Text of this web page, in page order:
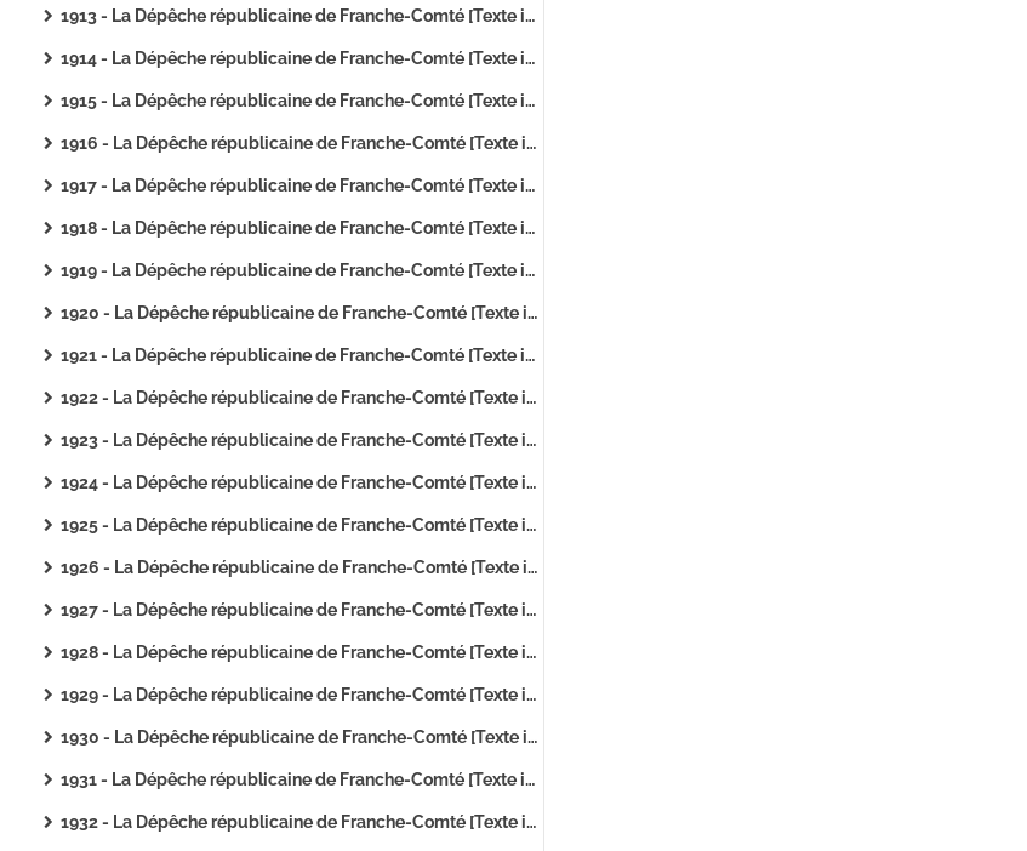
1913 - La Dépêche républicaine de Franche-Comté [Texte imprimé]
1914 - La Dépêche républicaine de Franche-Comté [Texte imprimé]
1915 - La Dépêche républicaine de Franche-Comté [Texte imprimé]
1916 - La Dépêche républicaine de Franche-Comté [Texte imprimé]
1917 - La Dépêche républicaine de Franche-Comté [Texte imprimé]
1918 - La Dépêche républicaine de Franche-Comté [Texte imprimé]
1919 - La Dépêche républicaine de Franche-Comté [Texte imprimé]
1920 - La Dépêche républicaine de Franche-Comté [Texte imprimé]
1921 - La Dépêche républicaine de Franche-Comté [Texte imprimé]
1922 - La Dépêche républicaine de Franche-Comté [Texte imprimé]
1923 - La Dépêche républicaine de Franche-Comté [Texte imprimé]
1924 - La Dépêche républicaine de Franche-Comté [Texte imprimé]
1925 - La Dépêche républicaine de Franche-Comté [Texte imprimé]
1926 - La Dépêche républicaine de Franche-Comté [Texte imprimé]
1927 - La Dépêche républicaine de Franche-Comté [Texte imprimé]
1928 - La Dépêche républicaine de Franche-Comté [Texte imprimé]
1929 - La Dépêche républicaine de Franche-Comté [Texte imprimé]
1930 - La Dépêche républicaine de Franche-Comté [Texte imprimé]
1931 - La Dépêche républicaine de Franche-Comté [Texte imprimé]
1932 - La Dépêche républicaine de Franche-Comté [Texte imprimé]